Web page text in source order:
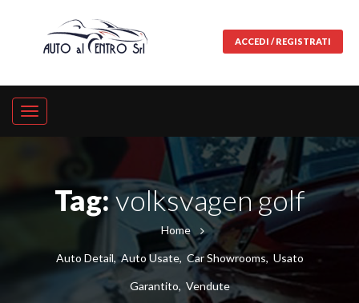
ACCEDI / REGISTRATI
Tag: volksvagen golf
Home
Auto Detail,Auto Usate, Car Showrooms, Usato
Garantito, Vendute